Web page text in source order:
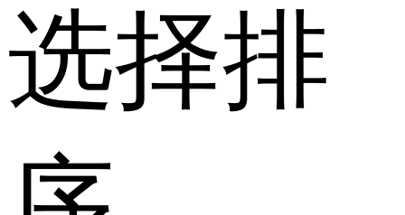
选择排